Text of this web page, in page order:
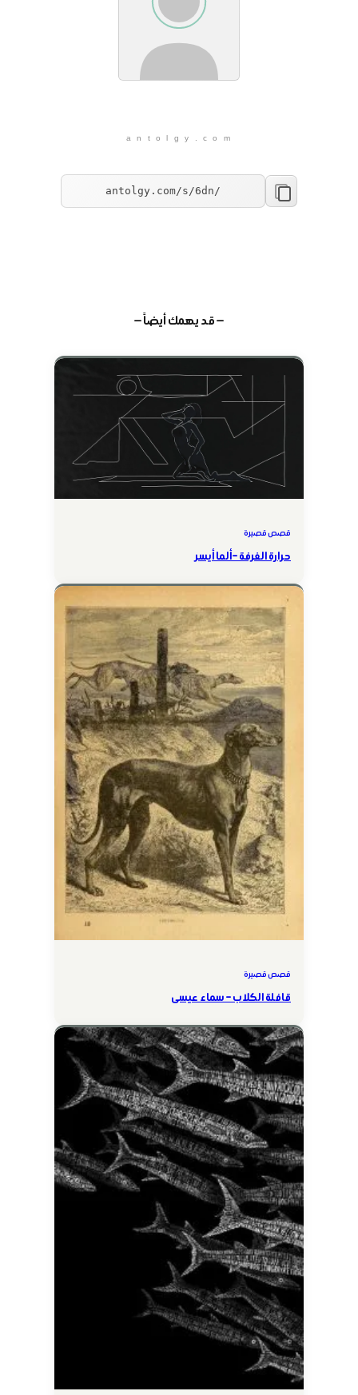
a n t o l g y . c o m
— قد يهمك أيضاً —
قصص قصيرة
حرارة الغرفة – ألما أيسر
قصص قصيرة
قافلة الكلاب – سماء عيسى